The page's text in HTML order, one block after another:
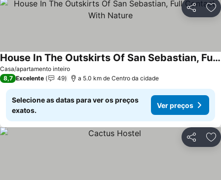
Partilhar
Casa/apartamento inteiro
House In The Outskirts Of San Sebastian, Full Contact With Nature
Ver preços
8,7 Excelente 49 a 5.0 km de Centro da cidade
Selecione as datas para ver os preços
exatos.
Ver preços
Partilhar